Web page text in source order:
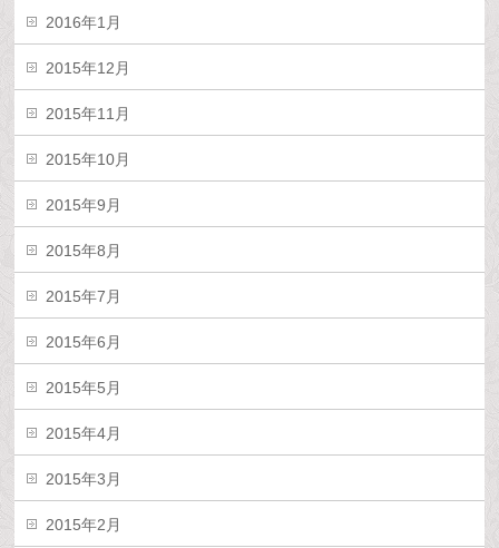
2016年1月
2015年12月
2015年11月
2015年10月
2015年9月
2015年8月
2015年7月
2015年6月
2015年5月
2015年4月
2015年3月
2015年2月